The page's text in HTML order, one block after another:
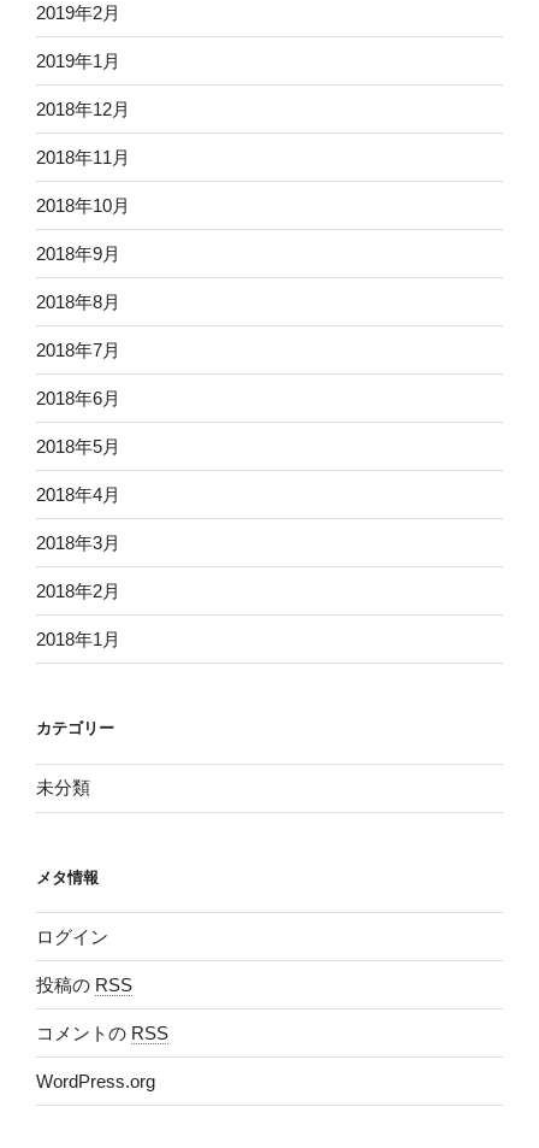
2019年2月
2019年1月
2018年12月
2018年11月
2018年10月
2018年9月
2018年8月
2018年7月
2018年6月
2018年5月
2018年4月
2018年3月
2018年2月
2018年1月
カテゴリー
未分類
メタ情報
ログイン
投稿の RSS
コメントの RSS
WordPress.org